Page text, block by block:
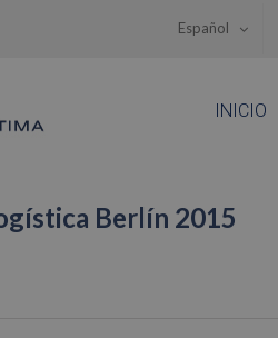
Español
INICIO
Berlín 2015